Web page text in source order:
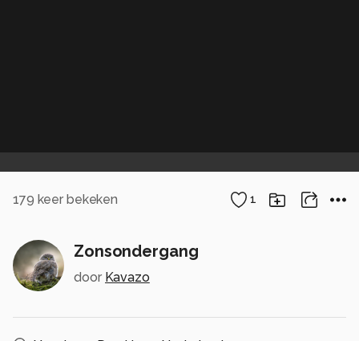
179 keer bekeken 1
Zonsondergang
door Kavazo